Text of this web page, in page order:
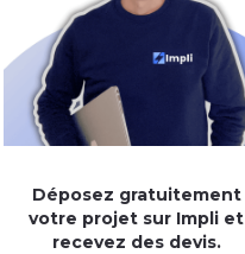
Déposez gratuitement
votre projet sur Impli et
recevez des devis.